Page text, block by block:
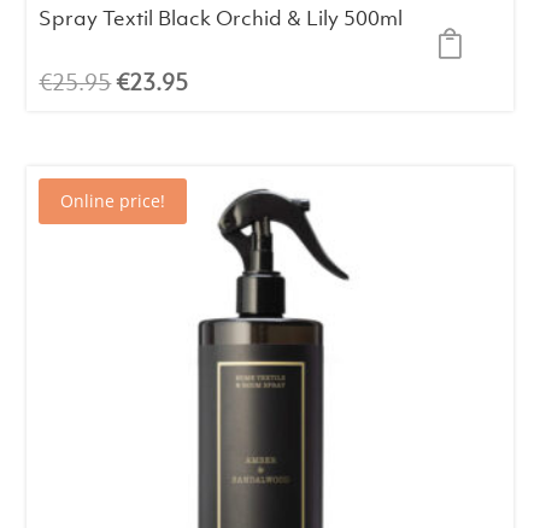
Spray Textil Black Orchid & Lily 500ml
€25.95El
era:
€25.95.
€23.95El
€23.95.
Online price!